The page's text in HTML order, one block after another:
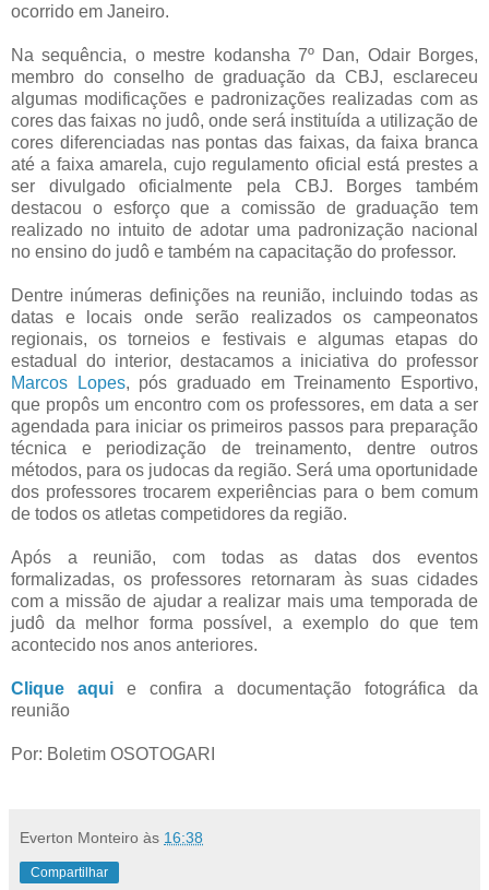
ocorrido em Janeiro.
Na sequência, o mestre kodansha 7º Dan, Odair Borges,
membro do conselho de graduação da CBJ, esclareceu
algumas modificações e padronizações realizadas com as
cores das faixas no judô, onde será instituída a utilização de
cores diferenciadas nas pontas das faixas, da faixa branca
até a faixa amarela, cujo regulamento oficial está prestes a
ser divulgado oficialmente pela CBJ. Borges também
destacou o esforço que a comissão de graduação tem
realizado no intuito de adotar uma padronização nacional
no ensino do judô e também na capacitação do professor.
Dentre inúmeras definições na reunião, incluindo todas as
datas e locais onde serão realizados os campeonatos
regionais, os torneios e festivais e algumas etapas do
estadual do interior, destacamos a iniciativa do professor
Marcos Lopes, pós graduado em Treinamento Esportivo,
que propôs um encontro com os professores, em data a ser
agendada para iniciar os primeiros passos para preparação
técnica e periodização de treinamento, dentre outros
métodos, para os judocas da região. Será uma oportunidade
dos professores trocarem experiências para o bem comum
de todos os atletas competidores da região.
Após a reunião, com todas as datas dos eventos
formalizadas, os professores retornaram às suas cidades
com a missão de ajudar a realizar mais uma temporada de
judô da melhor forma possível, a exemplo do que tem
acontecido nos anos anteriores.
Clique aqui
e confira a documentação fotográfica da
reunião
Por: Boletim OSOTOGARI
Everton Monteiro às 16:38
Compartilhar